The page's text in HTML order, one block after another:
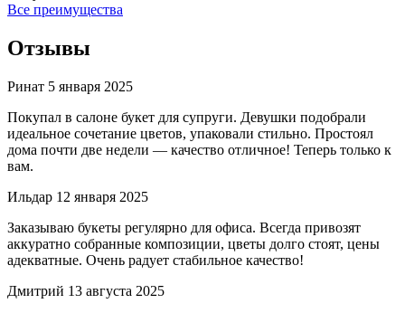
Все преимущества
Отзывы
Ринат 5 января 2025
Покупал в салоне букет для супруги. Девушки подобрали
идеальное сочетание цветов, упаковали стильно. Простоял
дома почти две недели — качество отличное! Теперь только к
вам.
Ильдар 12 января 2025
Заказываю букеты регулярно для офиса. Всегда привозят
аккуратно собранные композиции, цветы долго стоят, цены
адекватные. Очень радует стабильное качество!
Дмитрий 13 августа 2025